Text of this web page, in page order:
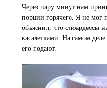
Через пару минут нам
порции горячего. Я не мог
объяснил, что стюардессы
касалетками. На самом деле
его подают.